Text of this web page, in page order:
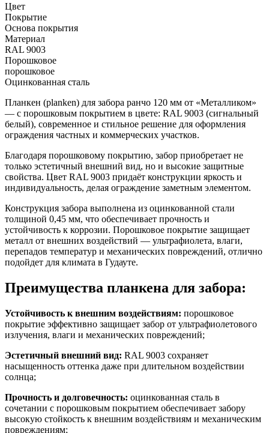
Цвет
Покрытие
Основа покрытия
Материал
RAL 9003
Порошковое
порошковое
Оцинкованная сталь
Планкен (planken) для забора ранчо 120 мм от «Металликом»
— с порошковым покрытием в цвете: RAL 9003 (сигнальный
белый), современное и стильное решение для оформления
ограждения частных и коммерческих участков.
Благодаря порошковому покрытию, забор приобретает не
только эстетичный внешний вид, но и высокие защитные
свойства. Цвет RAL 9003 придаёт конструкции яркость и
индивидуальность, делая ограждение заметным элементом.
Конструкция забора выполнена из оцинкованной стали
толщиной 0,45 мм, что обеспечивает прочность и
устойчивость к коррозии. Порошковое покрытие защищает
металл от внешних воздействий — ультрафиолета, влаги,
перепадов температур и механических повреждений, отлично
подойдет для климата в Гудауте.
Преимущества планкена для забора:
Устойчивость к внешним воздействиям: порошковое
покрытие эффективно защищает забор от ультрафиолетового
излучения, влаги и механических повреждений;
Эстетичный внешний вид: RAL 9003 сохраняет
насыщенность оттенка даже при длительном воздействии
солнца;
Прочность и долговечность: оцинкованная сталь в
сочетании с порошковым покрытием обеспечивает забору
высокую стойкость к внешним воздействиям и механическим
повреждениям;